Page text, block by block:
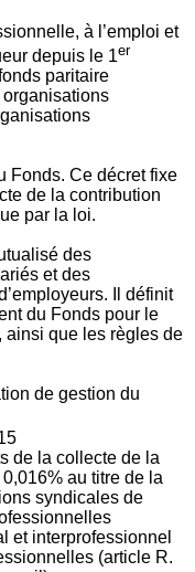
à l’emploi et
depuis le 1er
paritaire
Fonds. Ce décret fixe
de la contribution
par la loi.
des
et des
Il définit
du Fonds pour le
que les règles de
de gestion du
de la collecte de la
au titre de la
syndicales de
et interprofessionnel
(article R.